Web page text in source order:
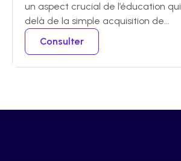
un aspect crucial de l’éducation
delà de la simple acquisition de...
Consulter